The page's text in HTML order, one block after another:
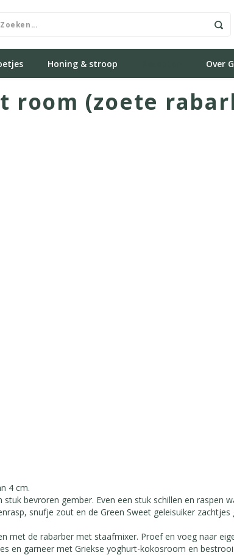
Honing & stroop Over
room (zoete
4 cm.
bevroren gember. Even een stuk schillen en raspen
snufje zout en de Green Sweet geleisuiker
met de rabarber met staafmixer. Proef en voeg naar
en garneer met Griekse yoghurt-kokosroom en